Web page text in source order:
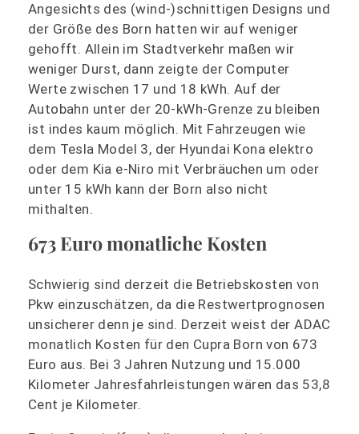
Angesichts des (wind-)schnittigen Designs und
der Größe des Born hatten wir auf weniger
gehofft. Allein im Stadtverkehr maßen wir
weniger Durst, dann zeigte der Computer
Werte zwischen 17 und 18 kWh. Auf der
Autobahn unter der 20-kWh-Grenze zu bleiben
ist indes kaum möglich. Mit Fahrzeugen wie
dem Tesla Model 3, der Hyundai Kona elektro
oder dem Kia e-Niro mit Verbräuchen um oder
unter 15 kWh kann der Born also nicht
mithalten.
673 Euro monatliche Kosten
Schwierig sind derzeit die Betriebskosten von
Pkw einzuschätzen, da die Restwertprognosen
unsicherer denn je sind. Derzeit weist der ADAC
monatlich Kosten für den Cupra Born von 673
Euro aus. Bei 3 Jahren Nutzung und 15.000
Kilometer Jahresfahrleistungen wären das 53,8
Cent je Kilometer.